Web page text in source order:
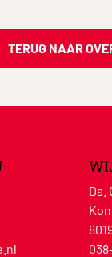
TERUG NAAR
Ds.